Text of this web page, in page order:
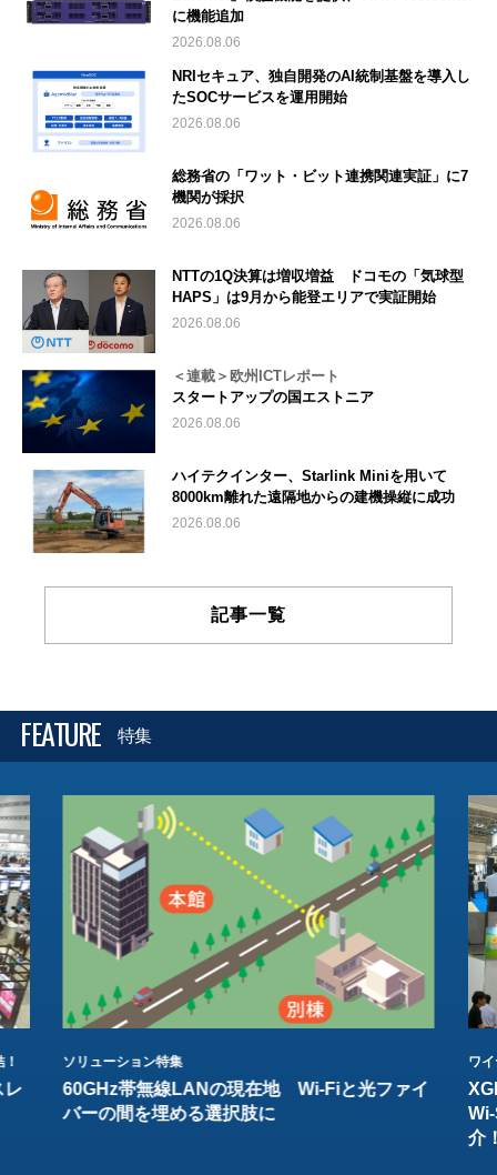
に機能追加
2026.08.06
NRIセキュア、独自開発のAI統制基盤を導入し
たSOCサービスを運用開始
2026.08.06
総務省の「ワット・ビット連携関連実証」に7
機関が採択
2026.08.06
NTTの1Q決算は増収増益 ドコモの「気球型
HAPS」は9月から能登エリアで実証開始
2026.08.06
＜連載＞欧州ICTレポート
スタートアップの国エストニア
2026.08.06
ハイテクインター、Starlink Miniを用いて
8000km離れた遠隔地からの建機操縦に成功
2026.08.06
記事一覧
FEATURE 特集
レ
ソリューション特集
60GHz帯無線LANの現在地 Wi-Fiと光ファイ
バーの間を埋める選択肢に
ワ
介